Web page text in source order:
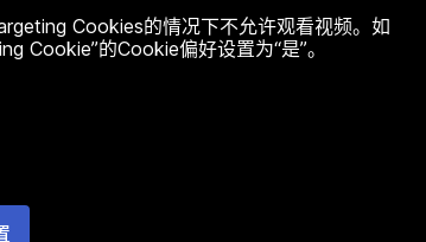
Cookies的情况下不允许观看视频。如
Cookie”的Cookie偏好设置为“是”。